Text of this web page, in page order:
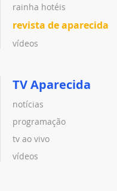
rainha hotéis
revista de aparecida
vídeos
TV Aparecida
notícias
programação
tv ao vivo
vídeos